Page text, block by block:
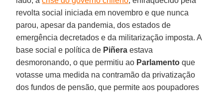
revolta social iniciada em novembro e que nunca
parou, apesar da pandemia, dos estados de
emergência decretados e da militarização imposta. A
base social e política de Piñera estava
desmoronando, o que permitiu ao Parlamento que
votasse uma medida na contramão da privatização
dos fundos de pensão, que permite aos poupadores